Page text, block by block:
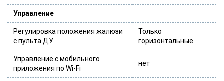
Управление
Регулировка положения жалюзи
с пульта ДУ
Только
горизонтальные
Управление c мобильного
приложения по Wi-Fi
нет